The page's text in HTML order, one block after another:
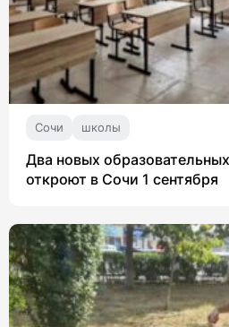
Сочи школы
Два новых
откроют в Сочи 1 сентября